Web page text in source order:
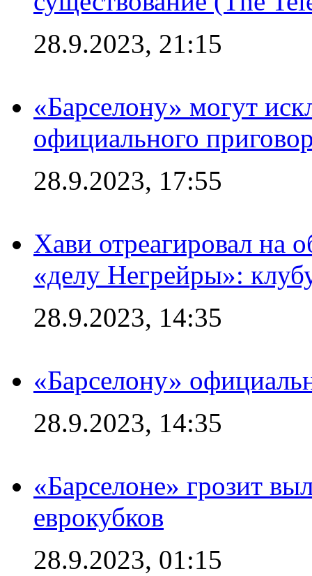
28.9.2023, 21:15
«Барселону» могут
официального
28.9.2023, 17:55
Хави отреагировал на
«делу Негрейры»:
28.9.2023, 14:35
«Барселону»
28.9.2023, 14:35
«Барселоне» грозит
еврокубков
28.9.2023, 01:15